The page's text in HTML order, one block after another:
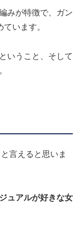
みが特徴で、ガン
います。
いうこと、そして
言えると思いま
ュアルが好きな女